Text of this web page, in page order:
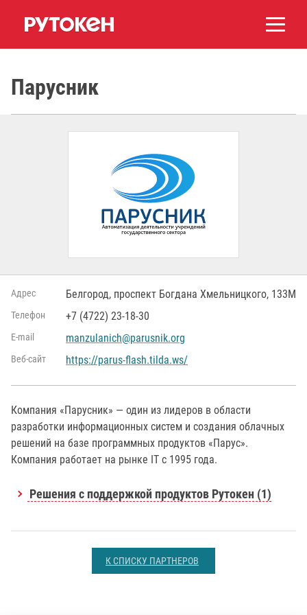
Парусник
Адрес Белгород, проспект Богдана Хмельницкого, 133М
Телефон +7 (4722) 23-18-30
Е-mail manzulanich@parusnik.org
Веб-сайт https://parus-flash.tilda.ws/
Компания «Парусник» — один из лидеров в области
разработки информационных систем и создания облачных
решений на базе программных продуктов «Парус».
Компания работает на рынке IT с 1995 года.
Решения с поддержкой продуктов Рутокен (1)
К СПИСКУ ПАРТНЕРОВ